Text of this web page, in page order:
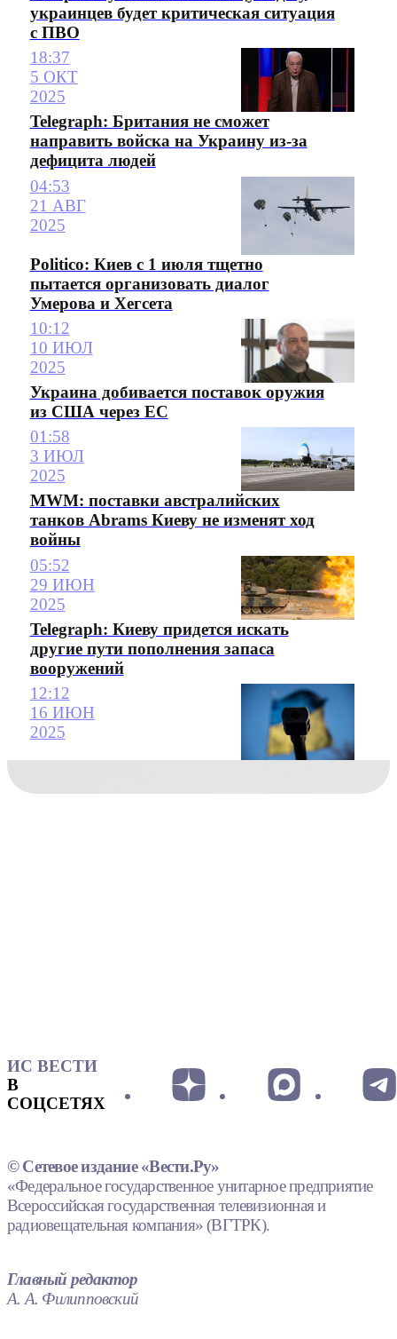
украинцев будет критическая ситуация
с ПВО
18:37
5 ОКТ
2025
Telegraph: Британия не сможет
направить войска на Украину из-за
дефицита людей
04:53
21 АВГ
2025
Politico: Киев с 1 июля тщетно
пытается организовать диалог
Умерова и Хегсета
10:12
10 ИЮЛ
2025
Украина добивается поставок оружия
из США через ЕС
01:58
3 ИЮЛ
2025
MWM: поставки австралийских
танков Abrams Киеву не изменят ход
войны
05:52
29 ИЮН
2025
Telegraph: Киеву придется искать
другие пути пополнения запаса
вооружений
12:12
16 ИЮН
2025
ИС ВЕСТИ
В
СОЦСЕТЯХ
© Сетевое издание «Вести.Ру»
«Федеральное государственное унитарное предприятие
Всероссийская государственная телевизионная и
радиовещательная компания» (ВГТРК).
Главный редактор
А. А. Филипповский